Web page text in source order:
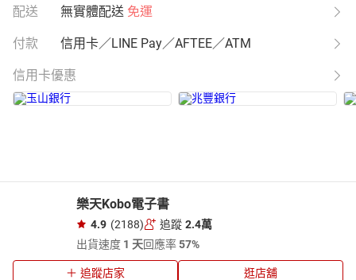
配送 無實體配送 免運
付款 信用卡／LINE Pay／AFTEE／ATM
信用卡優惠
樂天Kobo電子書
4.9 (2188) 追蹤 2.4萬
出貨速度 1 天回應率57%
追蹤店家 逛店舖